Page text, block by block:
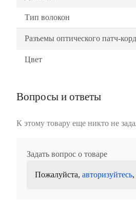
Тип волокон
Разъемы оптического патч-
Цвет
Вопросы и ответы
К этому товару еще никто не
Задать вопрос о товаре
Пожалуйста, авторизуйтесь